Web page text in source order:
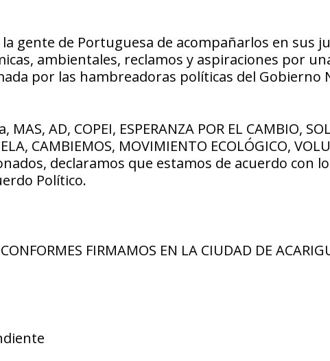
gente de Portuguesa de acompañarlos en sus
ambientales, reclamos y aspiraciones por
por las hambreadoras políticas del Gobierno
AD, COPEI, ESPERANZA POR EL CAMBIO,
CAMBIEMOS, MOVIMIENTO ECOLÓGICO,
declaramos que estamos de acuerdo con
Político.
FIRMAMOS EN LA CIUDAD DE